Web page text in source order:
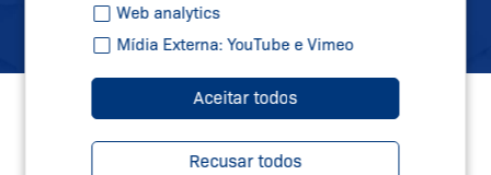
Web analytics
Mídia Externa: YouTube e Vimeo
Aceitar todos
Recusar todos